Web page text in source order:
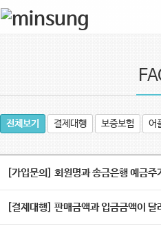
전체보기 결제대행 보증보험 어
[가입문의] 회원명과 송금은행 예금
[결제대행] 판매금액과 입금금액이 달